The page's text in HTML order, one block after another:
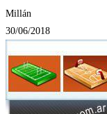
Millán
30/06/2018